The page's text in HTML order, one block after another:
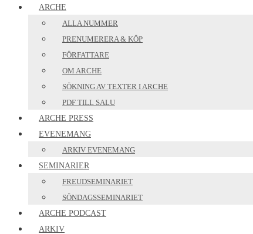
ARCHE
ALLA NUMMER
PRENUMERERA & KÖP
FÖRFATTARE
OM ARCHE
SÖKNING AV TEXTER I ARCHE
PDF TILL SALU
ARCHE PRESS
EVENEMANG
ARKIV EVENEMANG
SEMINARIER
FREUDSEMINARIET
SÖNDAGSSEMINARIET
ARCHE PODCAST
ARKIV